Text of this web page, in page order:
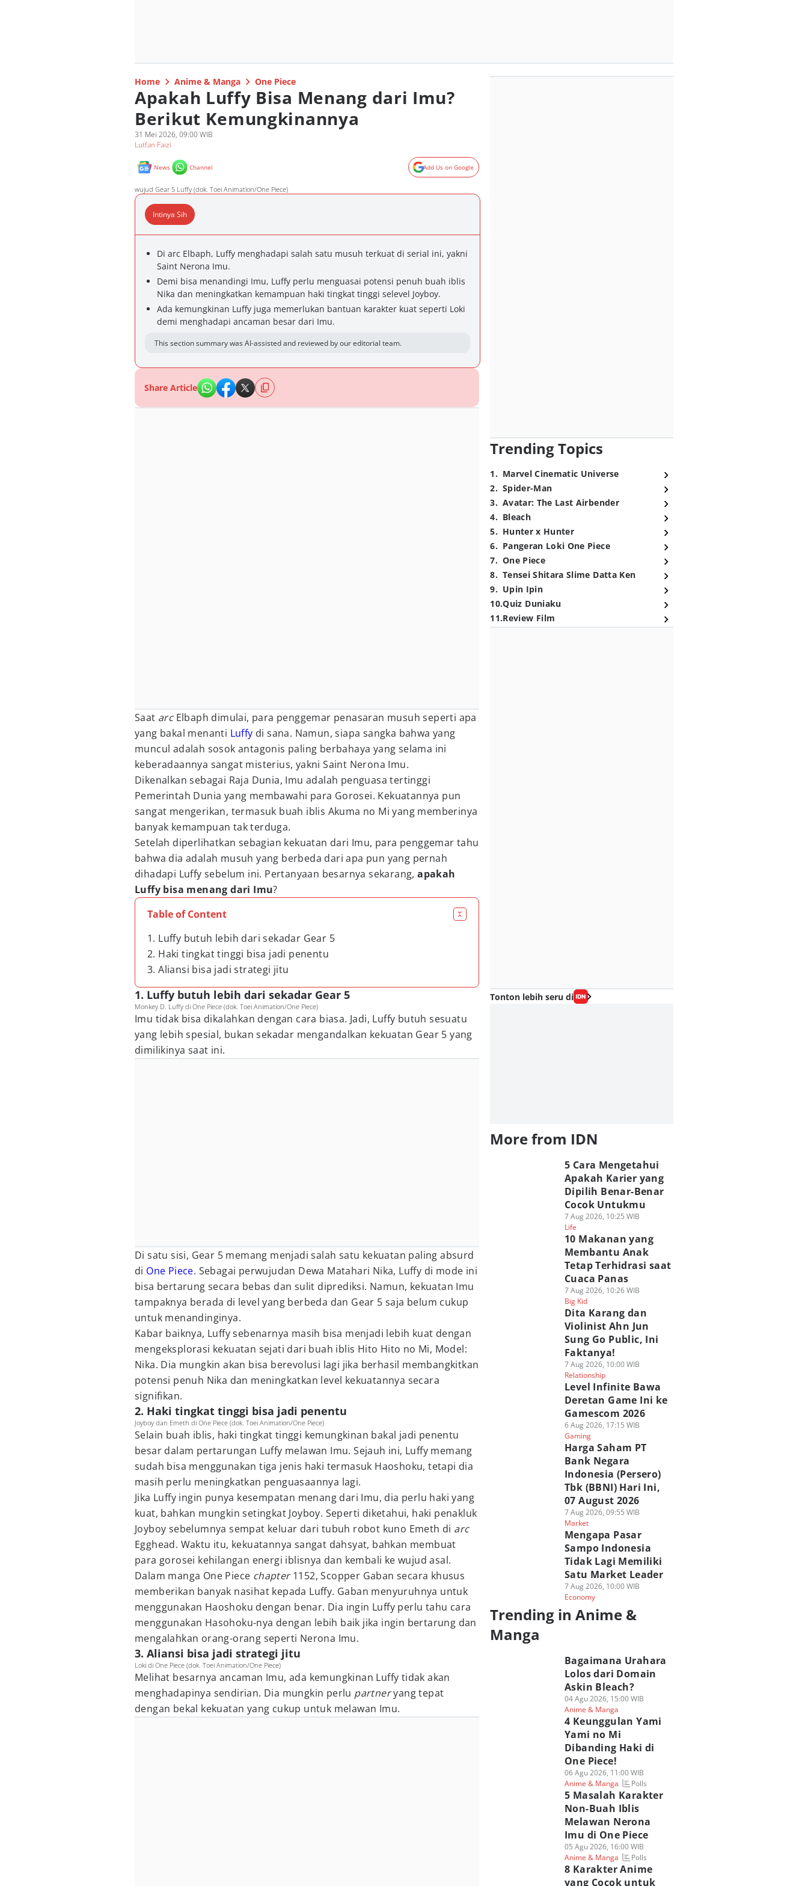
Home Anime & Manga One Piece
Apakah Luffy Bisa Menang dari Imu?
Berikut Kemungkinannya
31 Mei 2026, 09:00 WIB
Lutfan Faizi
News Channel Add Us on Google
wujud Gear 5 Luffy (dok. Toei Animation/One Piece)
Intinya Sih
Di arc Elbaph, Luffy menghadapi salah satu musuh terkuat di serial ini, yakni
Saint Nerona Imu.
Demi bisa menandingi Imu, Luffy perlu menguasai potensi penuh buah iblis
Nika dan meningkatkan kemampuan haki tingkat tinggi selevel Joyboy.
Ada kemungkinan Luffy juga memerlukan bantuan karakter kuat seperti Loki
demi menghadapi ancaman besar dari Imu.
This section summary was AI-assisted and reviewed by our editorial team.
Share Article
Saat arcElbaph dimulai, para penggemar penasaran musuh seperti apa
yang bakal menanti Luffy di sana. Namun, siapa sangka bahwa yang
muncul adalah sosok antagonis paling berbahaya yang selama ini
keberadaannya sangat misterius, yakni Saint Nerona Imu.
Dikenalkan sebagai Raja Dunia, Imu adalah penguasa tertinggi
Pemerintah Dunia yang membawahi para Gorosei. Kekuatannya pun
sangat mengerikan, termasuk buah iblis Akuma no Mi yang memberinya
banyak kemampuan tak terduga.
Setelah diperlihatkan sebagian kekuatan dari Imu, para penggemar tahu
bahwa dia adalah musuh yang berbeda dari apa pun yang pernah
dihadapi Luffy sebelum ini. Pertanyaan besarnya sekarang,apakah
Luffy bisa menang dari Imu?
Table of Content
1. Luffy butuh lebih dari sekadar Gear 5
2. Haki tingkat tinggi bisa jadi penentu
3. Aliansi bisa jadi strategi jitu
1. Luffy butuh lebih dari sekadar Gear 5
Monkey D. Luffy di One Piece (dok. Toei Animation/One Piece)
Imu tidak bisa dikalahkan dengan cara biasa. Jadi, Luffy butuh sesuatu
yang lebih spesial, bukan sekadar mengandalkan kekuatan Gear 5 yang
dimilikinya saat ini.
Di satu sisi, Gear 5 memang menjadi salah satu kekuatan paling absurd
di One Piece. Sebagai perwujudan Dewa Matahari Nika, Luffy di mode ini
bisa bertarung secara bebas dan sulit diprediksi. Namun, kekuatan Imu
tampaknya berada di level yang berbeda dan Gear 5 saja belum cukup
untuk menandinginya.
Kabar baiknya, Luffy sebenarnya masih bisa menjadi lebih kuat dengan
mengeksplorasi kekuatan sejati dari buah iblis Hito Hito no Mi, Model:
Nika. Dia mungkin akan bisa berevolusi lagi jika berhasil membangkitkan
potensi penuh Nika dan meningkatkan level kekuatannya secara
signifikan.
2. Haki tingkat tinggi bisa jadi penentu
Joyboy dan Emeth di One Piece (dok. Toei Animation/One Piece)
Selain buah iblis, haki tingkat tinggi kemungkinan bakal jadi penentu
besar dalam pertarungan Luffy melawan Imu. Sejauh ini, Luffy memang
sudah bisa menggunakan tiga jenis haki termasuk Haoshoku, tetapi dia
masih perlu meningkatkan penguasaannya lagi.
Jika Luffy ingin punya kesempatan menang dari Imu, dia perlu haki yang
kuat, bahkan mungkin setingkat Joyboy. Seperti diketahui, haki penakluk
Joyboy sebelumnya sempat keluar dari tubuh robot kuno Emeth di arc
Egghead. Waktu itu, kekuatannya sangat dahsyat, bahkan membuat
para gorosei kehilangan energi iblisnya dan kembali ke wujud asal.
Dalam manga One Piece chapter1152, Scopper Gaban secara khusus
memberikan banyak nasihat kepada Luffy. Gaban menyuruhnya untuk
menggunakan Haoshoku dengan benar. Dia ingin Luffy perlu tahu cara
menggunakan Hasohoku-nya dengan lebih baik jika ingin bertarung dan
mengalahkan orang-orang seperti Nerona Imu.
3. Aliansi bisa jadi strategi jitu
Loki di One Piece (dok. Toei Animation/One Piece)
Melihat besarnya ancaman Imu, ada kemungkinan Luffy tidak akan
menghadapinya sendirian. Dia mungkin perlu partneryang tepat
dengan bekal kekuatan yang cukup untuk melawan Imu.
Trending Topics
1. Marvel Cinematic Universe
2. Spider-Man
3. Avatar: The Last Airbender
4. Bleach
5. Hunter x Hunter
6. Pangeran Loki One Piece
7. One Piece
8. Tensei Shitara Slime Datta Ken
9. Upin Ipin
10.Quiz Duniaku
11.Review Film
Tonton lebih seru di
More from IDN
5 Cara Mengetahui
Apakah Karier yang
Dipilih Benar-Benar
Cocok Untukmu
7 Aug 2026, 10:25 WIB
Life
10 Makanan yang
Membantu Anak
Tetap Terhidrasi saat
Cuaca Panas
7 Aug 2026, 10:26 WIB
Big Kid
Dita Karang dan
Violinist Ahn Jun
Sung Go Public, Ini
Faktanya!
7 Aug 2026, 10:00 WIB
Relationship
Level Infinite Bawa
Deretan Game Ini ke
Gamescom 2026
6 Aug 2026, 17:15 WIB
Gaming
Harga Saham PT
Bank Negara
Indonesia (Persero)
Tbk (BBNI) Hari Ini,
07 August 2026
7 Aug 2026, 09:55 WIB
Market
Mengapa Pasar
Sampo Indonesia
Tidak Lagi Memiliki
Satu Market Leader
7 Aug 2026, 10:00 WIB
Economy
Trending in Anime &
Manga
Bagaimana Urahara
Lolos dari Domain
Askin Bleach?
04 Agu 2026, 15:00 WIB
Anime & Manga
4 Keunggulan Yami
Yami no Mi
Dibanding Haki di
One Piece!
06 Agu 2026, 11:00 WIB
Anime & Manga
Polls
5 Masalah Karakter
Non-Buah Iblis
Melawan Nerona
Imu di One Piece
05 Agu 2026, 16:00 WIB
Anime & Manga
Polls
8 Karakter Anime
yang Cocok untuk